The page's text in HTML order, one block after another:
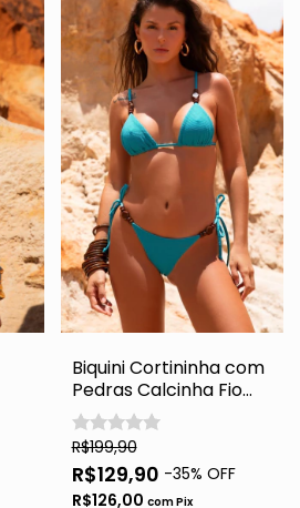
Biquini Cortininha com
Pedras Calcinha Fio
Duplo - Petroléo
R$199,90
R$129,90 -35% OFF
R$126,00 comPix